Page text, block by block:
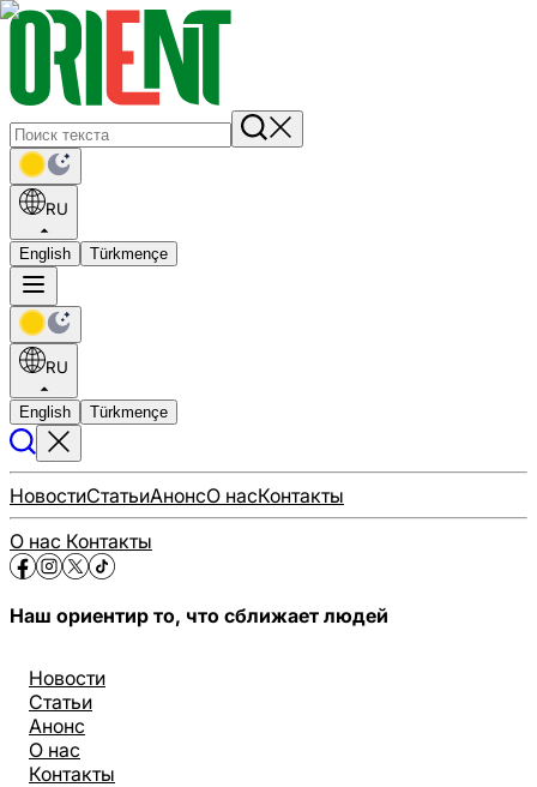
RU
English Türkmençe
RU
English Türkmençe
НовостиСтатьиАнонсО насКонтакты
О нас Контакты
Наш ориентир то, что сближает людей
Новости
Статьи
Анонс
О нас
Контакты